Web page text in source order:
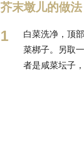
芥末墩儿的做法
白菜洗净，顶
菜梆子。另取
者是咸菜坛子